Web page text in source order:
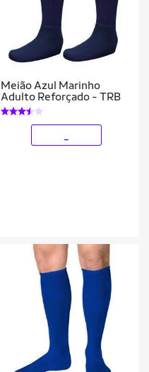
Meião Azul Marinho
Adulto Reforçado - TRB